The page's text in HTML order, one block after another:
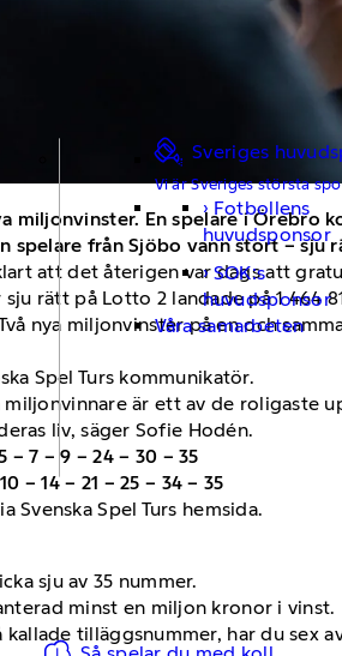
Sveriges
Vi är Sveriges största
Fotbollens
huvudsponsor
SOK:s
huvudsponsor
Våra samarbeten
miljonvinster. En spelare i Örebro
spelare från Sjöbo vann stort – sju
att det återigen var dags att
rätt på Lotto 2 landade på 1 464
nya miljonvinster på en och
Spel Turs kommunikatör.
är ett av de roligaste
liv, säger Sofie Hodén.
– 7 – 9 – 24 – 30 – 35
– 14 – 21 – 25 – 34 – 35
Svenska Spel Turs hemsida.
sju av 35 nummer.
minst en miljon kronor i vinst.
kallade tilläggsnummer, har du